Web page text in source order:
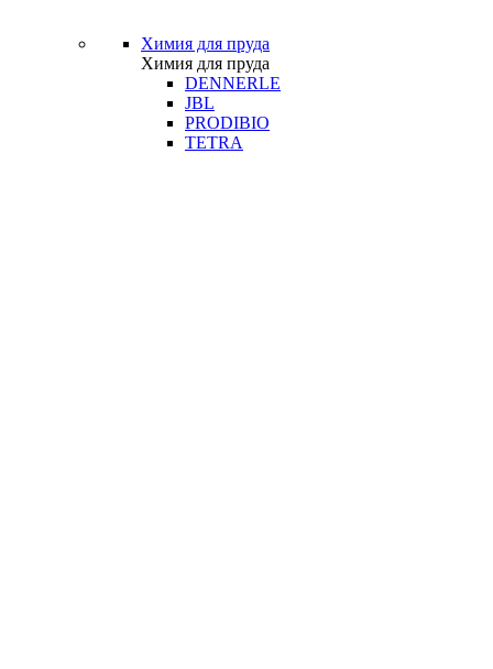
Химия для пруда
Химия для пруда
DENNERLE
JBL
PRODIBIO
TETRA